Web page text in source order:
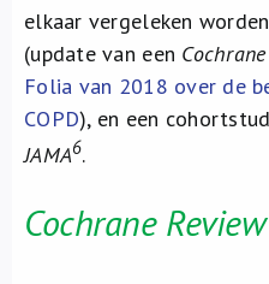
elkaar vergeleken
(update van een
Folia van 2018 over de
COPD), en een
JAMA6.
Cochrane Review